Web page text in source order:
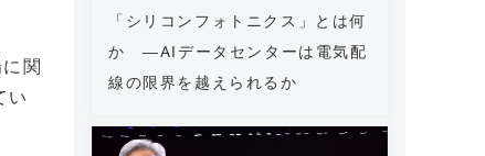
関
い
「シリコンフォトニクス」とは何
か ―AIデータセンターは電気配
線の限界を越えられるか